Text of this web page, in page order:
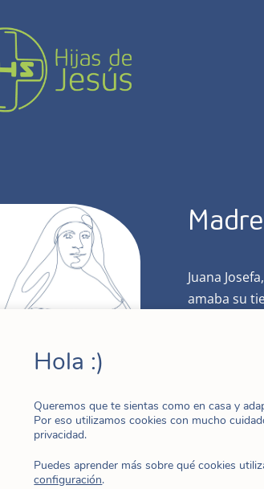
vidas fi
Juana
amaba su
Hola :)
Queremos que te sientas como en casa y
Por eso utilizamos cookies con mucho
privacidad.
Puedes aprender más sobre qué cookies
configuración.